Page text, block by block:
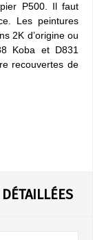
P500. Il faut
Les peintures
2K d’origine ou
Koba et D831
recouvertes de